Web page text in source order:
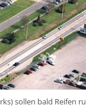
sollen bald Reifen